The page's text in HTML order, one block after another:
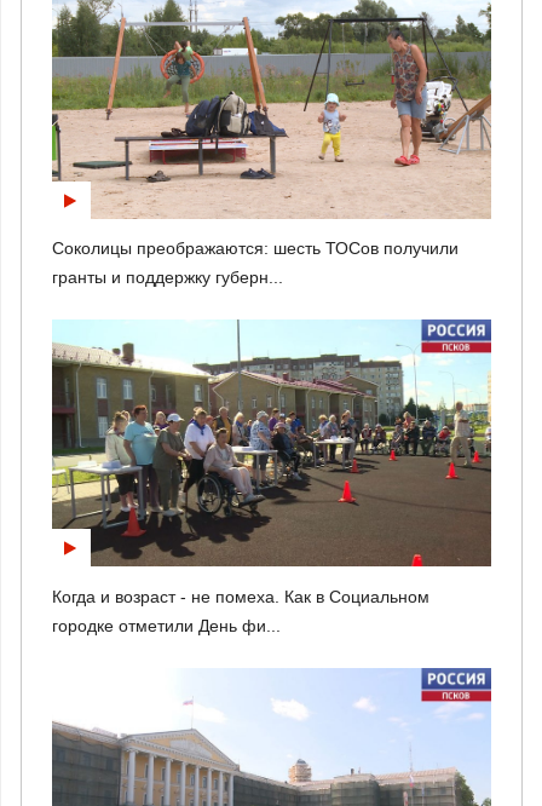
Соколицы преображаются: шесть ТОСов получили
гранты и поддержку губерн...
Когда и возраст - не помеха. Как в Социальном
городке отметили День фи...